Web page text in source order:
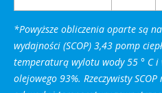
*Powyższe obliczenia oparte są
wydajności (SCOP) 3,43 pomp
temperaturą wylotu wody 55 ° C i
olejowego 93%. Rzeczywisty